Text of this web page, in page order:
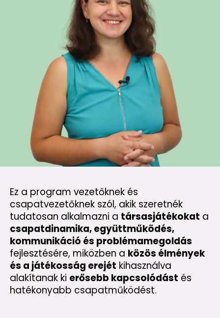
Ez a program vezetőknek és
csapatvezetőknek szól, akik szeretnék
tudatosan alkalmazni a társasjátékokat a
csapatdinamika, együttműködés,
kommunikáció és problémamegoldás
fejlesztésére, miközben a közös élmények
és a játékosság erejét kihasználva
alakítanak ki erősebb kapcsolódást és
hatékonyabb csapatműködést.